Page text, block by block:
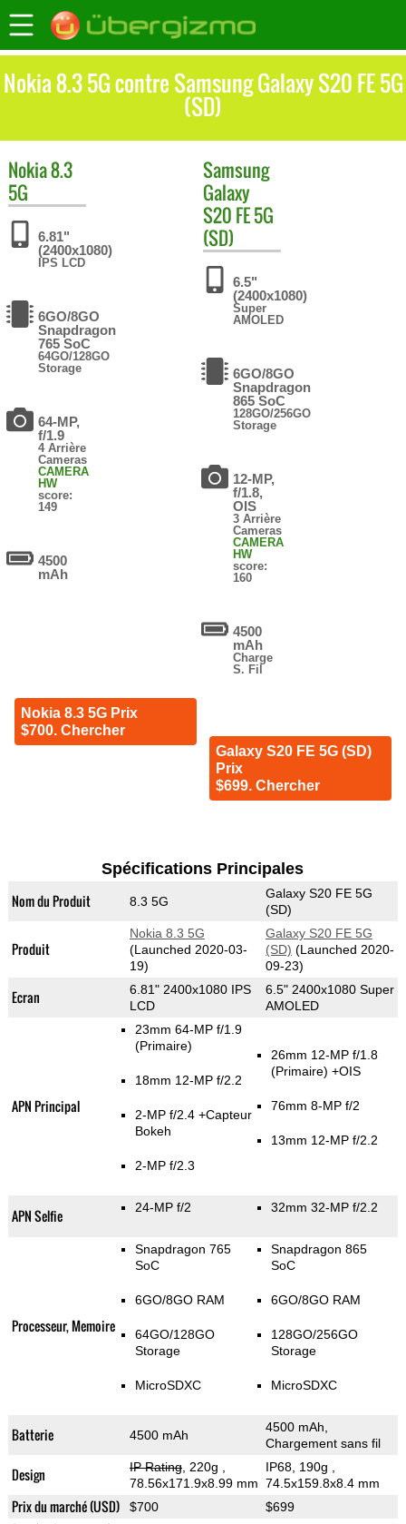
Nokia 8.3 5G contre Samsung Galaxy S20 FE 5G
(SD)
Nokia8.3
5G
6.81"
(2400x1080)
IPS LCD
6GO/8GO
Snapdragon
765 SoC
64GO/128GO
Storage
64-MP,
f/1.9
4 Arrière
Cameras
CAMERA
HW
score:
149
4500
mAh
Nokia 8.3 5G Prix
$700. Chercher
Samsung
Galaxy
S20 FE 5G
(SD)
6.5"
(2400x1080)
Super
AMOLED
6GO/8GO
Snapdragon
865 SoC
128GO/256GO
Storage
12-MP,
f/1.8,
OIS
3 Arrière
Cameras
CAMERA
HW
score:
160
4500
mAh
Charge
S. Fil
Galaxy S20 FE 5G (SD)
Prix
$699. Chercher
Spécifications Principales
Nom du Produit 8.3 5G
Galaxy S20 FE 5G
(SD)
Produit
Nokia 8.3 5G
(Launched 2020-03-
19)
Galaxy S20 FE 5G
(SD) (Launched 2020-
09-23)
Ecran
6.81" 2400x1080 IPS
LCD
6.5" 2400x1080 Super
AMOLED
APN Principal
23mm 64-MP f/1.9
(Primaire)
18mm 12-MP f/2.2
2-MP f/2.4 +Capteur
Bokeh
2-MP f/2.3
26mm 12-MP f/1.8
(Primaire) +OIS
76mm 8-MP f/2
13mm 12-MP f/2.2
APN Selfie 24-MP f/2 32mm 32-MP f/2.2
Processeur, Memoire
Snapdragon 765
SoC
6GO/8GO RAM
64GO/128GO
Storage
MicroSDXC
Snapdragon 865
SoC
6GO/8GO RAM
128GO/256GO
Storage
MicroSDXC
Batterie 4500 mAh
4500 mAh,
Chargement sans fil
Design IP Rating, 220g
78.56x171.9x8.99 mm
IP68, 190g
74.5x159.8x8.4 mm
Prix du marché (USD) $700 $699